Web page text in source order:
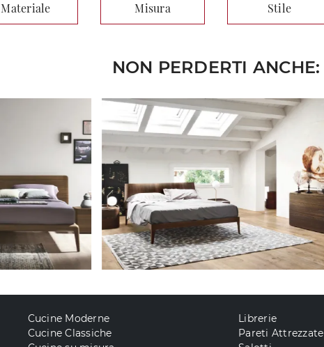
Materiale Misura Stile
NON PERDERTI ANCHE:
Cucine Moderne
Cucine Classiche
Librerie
Pareti Attrezzate